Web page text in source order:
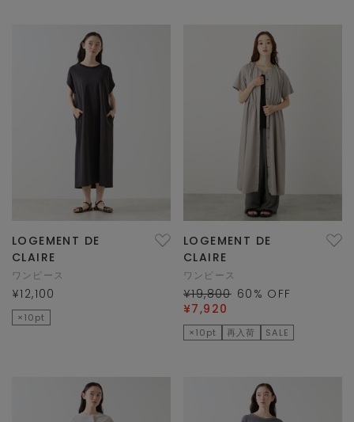
LOGEMENT DE
CLAIRE
ワンピース
¥12,100
×10pt
LOGEMENT DE
CLAIRE
ワンピース
¥19,800 60 % OFF
¥7,920
×10pt 再入荷 SALE